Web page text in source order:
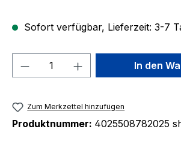
Sofort verfügbar, Lieferzeit: 3-7
Produkt Anzahl: Gib den
In den
Zum Merkzettel hinzufügen
Produktnummer: 4025508782025